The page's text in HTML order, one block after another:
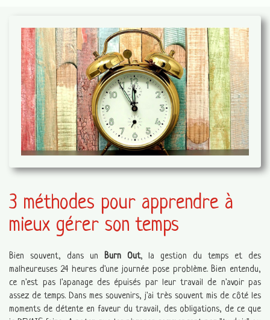
3 méthodes pour apprendre à
mieux gérer son temps
Bien souvent, dans un Burn Out, la gestion du temps et des
malheureuses 24 heures d'une journée pose problème. Bien entendu,
ce n'est pas l'apanage des épuisés par leur travail de n'avoir pas
assez de temps. Dans mes souvenirs, j'ai très souvent mis de côté les
moments de détente en faveur du travail, des obligations, de ce que